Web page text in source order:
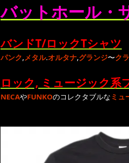
バットホール
バンドT/ロックTシャツ
パンク,メタル.オルタナ,グランジ〜ク
ロック, ミュージック系
NECAやFUNKOのコレクタブルな ミュ